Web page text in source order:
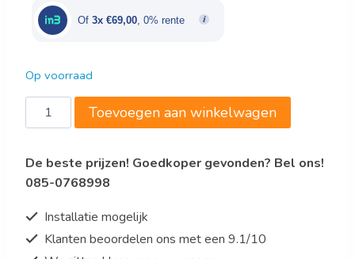
€345,00.€207,00.
Of 3x €69,00 , 0% rente
Op voorraad
Saro
ABS
model
wit
Toevoegen aan winkelwagen
De beste prijzen! Goedkoper gevonden? Bel ons!
085-0768998
Installatie mogelijk
Klanten beoordelen ons met een 9.1/10